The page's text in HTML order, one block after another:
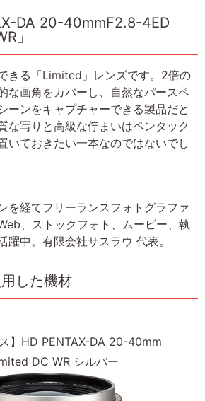
DA 20-40mmF2.8-4ED
」
きる「Limited」レンズです。2倍の
な画角をカバーし、自然なパースペ
ーンをキャプチャーできる製品だと
な写りと高級な佇まいはペンタック
いておきたい一本なのではないでし
を経てフリーランスフォトグラファ
、ストックフォト、ムービー、執
躍中。有限会社サスラウ 代表。
した機材
ス】HD PENTAX-DA 20-40mm
DC WR シルバー